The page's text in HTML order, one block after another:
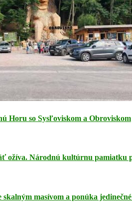
Horu so Sysľoviskom a Obroviskom
ožíva. Národnú kultúrnu pamiatku
skalným masívom a ponúka